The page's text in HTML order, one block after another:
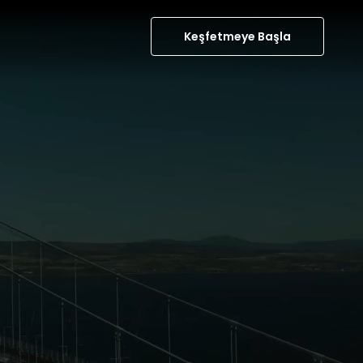
Keşfetmeye Başla